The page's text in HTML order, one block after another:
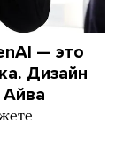
— это
Дизайн